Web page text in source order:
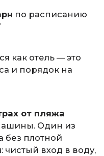
по расписанию
как отель — это
и порядок на
от пляжа
Один из
без плотной
чистый вход в воду,